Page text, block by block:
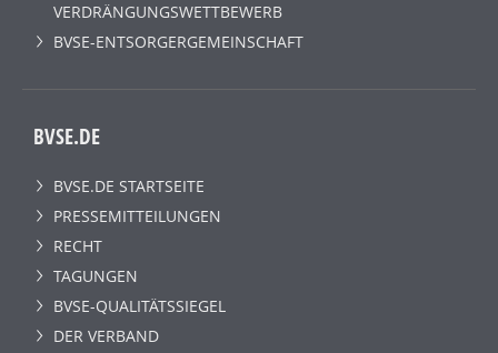
VERDRÄNGUNGSWETTBEWERB
BVSE-ENTSORGERGEMEINSCHAFT
BVSE.DE
BVSE.DE STARTSEITE
PRESSEMITTEILUNGEN
RECHT
TAGUNGEN
BVSE-QUALITÄTSSIEGEL
DER VERBAND